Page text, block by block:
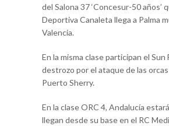
del Salona 37 ‘Concesur-50
Deportiva Canaleta llega a Palma
Valencia.
En la misma clase participan el
destrozo por el ataque de las orcas
Puerto Sherry.
En la clase ORC 4, Andalucía
llegan desde su base en el RC